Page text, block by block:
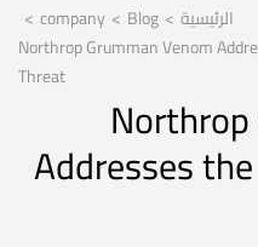
الرئيسية >
Blog
>
company
>
Northrop Grumman Venom
Threat
Addresses